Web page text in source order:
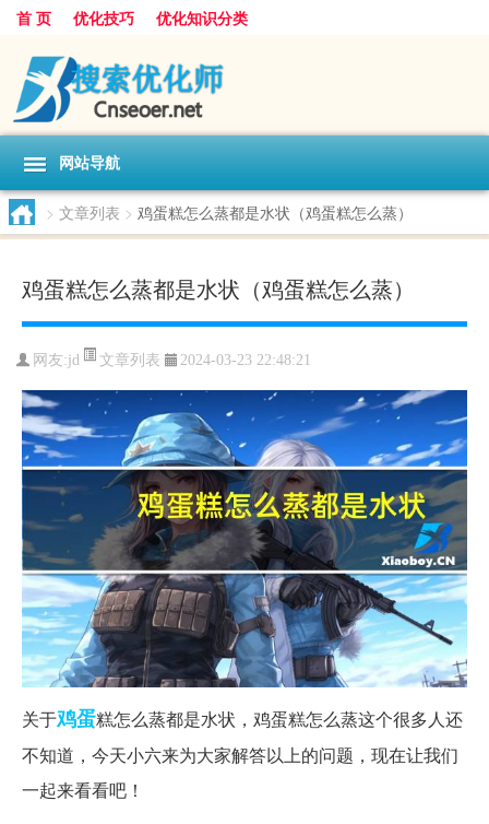
首 页 优化技巧 优化知识分类
网站导航
> 文章列表 > 鸡蛋糕怎么蒸都是水状（鸡蛋糕怎么蒸）
鸡蛋糕怎么蒸都是水状（鸡蛋糕怎么蒸）
网友:jd 文章列表 2024-03-23 22:48:21
关于鸡蛋糕怎么蒸都是水状，鸡蛋糕怎么蒸这个很多人还
不知道，今天小六来为大家解答以上的问题，现在让我们
一起来看看吧！